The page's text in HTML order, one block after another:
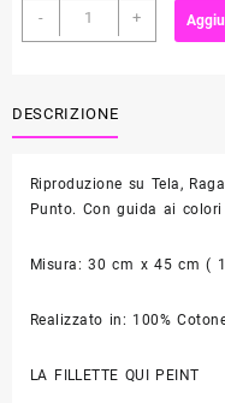
-
Quadro
a
Dis.
Ragazza
Dipinge
quantità
+
DESCRIZIONE
Riproduzione su Tela,
Punto. Con guida ai
Misura: 30 cm x 45 cm (
Realizzato in: 100%
LA FILLETTE QUI PEINT